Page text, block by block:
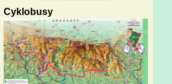
Cyklobusy